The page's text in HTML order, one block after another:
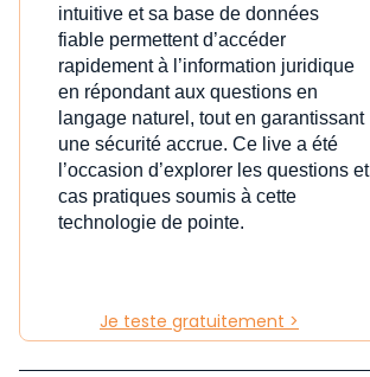
intuitive et sa base de données
fiable permettent d’accéder
rapidement à l’information juridique
en répondant aux questions en
langage naturel, tout en garantissant
une sécurité accrue. Ce live a été
l’occasion d’explorer les questions et
cas pratiques soumis à cette
technologie de pointe.
Je teste gratuitement >